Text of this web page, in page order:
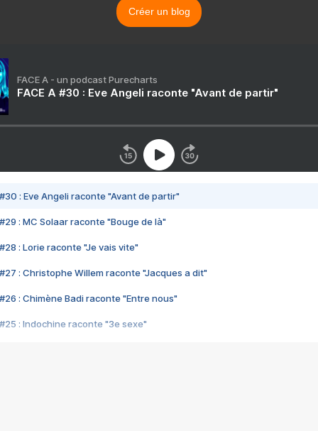
Créer un blog
FACE A - un podcast Purecharts
FACE A #30 : Eve Angeli raconte "Avant de partir"
#30 : Eve Angeli raconte "Avant de partir"
#29 : MC Solaar raconte "Bouge de là"
#28 : Lorie raconte "Je vais vite"
#27 : Christophe Willem raconte "Jacques a dit"
#26 : Chimène Badi raconte "Entre nous"
#25 : Indochine raconte "3e sexe"